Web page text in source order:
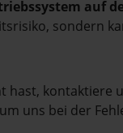
auf
sondern
kontaktiere
uns bei der